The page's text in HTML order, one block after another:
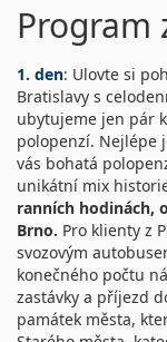
Program
1. den: Ulovte si
Bratislavy s
ubytujeme jen pár
polopenzí. Nejlépe
vás bohatá
unikátní mix
ranních hodinách,
Brno. Pro klienty z
svozovým
konečného počtu
zastávky a příjezd
památek města,